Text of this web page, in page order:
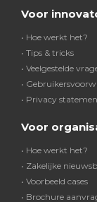
Voor
• Hoe werkt het?
• Tips & tricks
• Veelgestelde
•
• Privacy
Voor
• Hoe werkt het?
• Zakelijke
• Voorbeeld cases
• Brochure